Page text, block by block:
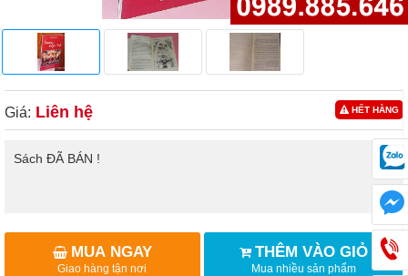
HẾT HÀNG
Giá: Liên hệ
Sách ĐÃ BÁN !
MUA NGAY
Giao hàng tận nơi
THÊM VÀO GIỎ
Mua nhiều sản phẩm